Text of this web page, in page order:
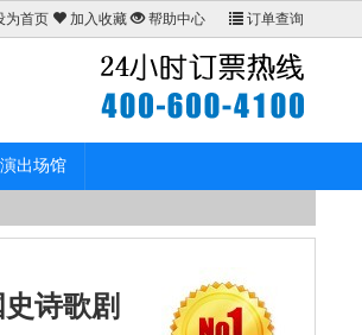
订单查询
为首页 加入收藏 帮助中心
演出场馆
诗歌剧